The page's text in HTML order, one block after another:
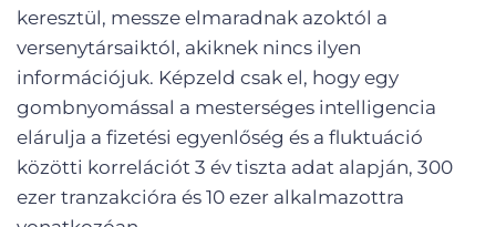
keresztül, messze elmaradnak azoktól a
versenytársaiktól, akiknek nincs ilyen
információjuk. Képzeld csak el, hogy egy
gombnyomással a mesterséges intelligencia
elárulja a fizetési egyenlőség és a fluktuáció
közötti korrelációt 3 év tiszta adat alapján, 300
ezer tranzakcióra és 10 ezer alkalmazottra